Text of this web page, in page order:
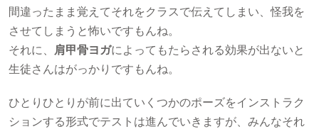
間違ったまま覚えてそれをクラスで伝えてしまい、怪我を
させてしまうと怖いですもんね。
それに、 肩甲骨ヨガによってもたらされる効果が出ないと
生徒さんはがっかりですもんね。
ひとりひとりが前に出ていくつかのポーズをインストラク
ションする形式でテストは進んでいきますが、みんなそれ